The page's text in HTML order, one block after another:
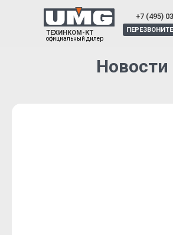
+7 (495)
ТЕХИНКОМ-КТ
официальный дилер
Новости